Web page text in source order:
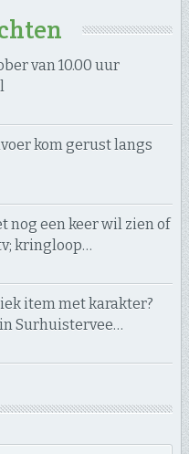
van 10.00 uur
kom gerust langs
nog een keer wil zien of
kringloop…
item met karakter?
Surhuistervee…